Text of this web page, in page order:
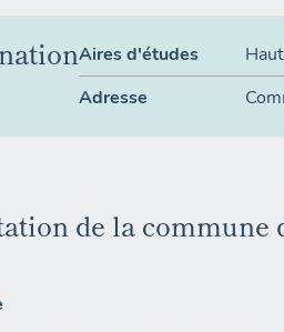
Aires d'études
Adresse
de la commune